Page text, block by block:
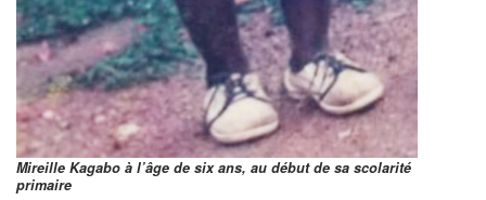
Mireille Kagabo à l’âge de six ans, au début de sa scolarité
primaire